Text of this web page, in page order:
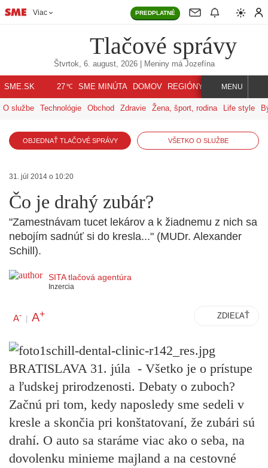
Viac PREDPLATNÉ
Tlačové správy
Štvrtok, 6. august, 2026| Meniny má Jozefína
SME.SK 27℃ SME MINÚTA DOMOV REGIÓNY INDEX SVET
MENU
O službe Technológie Obchod Zdravie Žena, šport, rodina Life style
OBJEDNAŤ TLAČOVÉ SPRÁVY VŠETKO O SLUŽBE
31. júl 2014 o 10:20
Čo je drahý zubár?
"Zamestnávam tucet lekárov a k žiadnemu z nich sa
nebojím sadnúť si do kresla..." (MUDr. Alexander
Schill).
SITA tlačová agentúra
Inzercia
A- | A+ ZDIEĽAŤ
BRATISLAVA 31. júla - Všetko je o prístupe
a ľudskej prirodzenosti. Debaty o zuboch?
Začnú pri tom, kedy naposledy sme sedeli v
kresle a skončia pri konštatovaní, že zubári sú
drahí. O auto sa staráme viac ako o seba, na
dovolenku minieme majland a na cestovné